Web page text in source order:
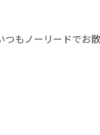
つもノーリードでお